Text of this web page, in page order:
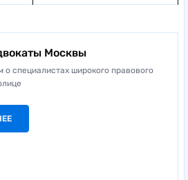
Москвы
о специалистах широкого правового